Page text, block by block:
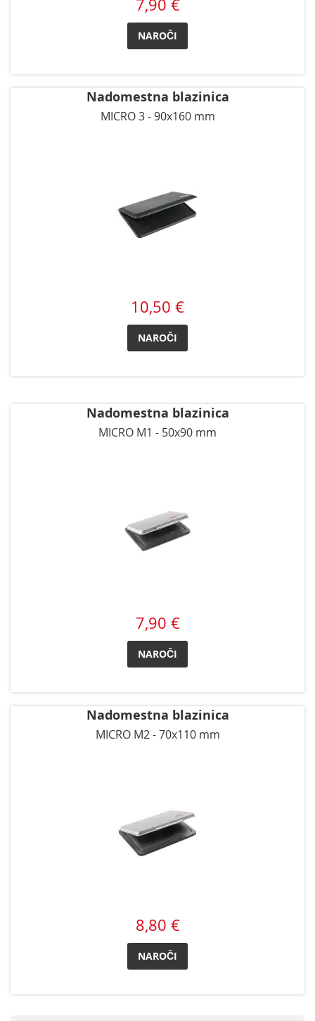
7,90 €
NAROČI
Nadomestna blazinica
MICRO 3 - 90x160 mm
10,50 €
NAROČI
Nadomestna blazinica
MICRO M1 - 50x90 mm
7,90 €
NAROČI
Nadomestna blazinica
MICRO M2 - 70x110 mm
8,80 €
NAROČI